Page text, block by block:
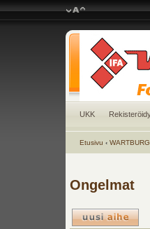
UKK
Etusivu ‹
Ongelmat